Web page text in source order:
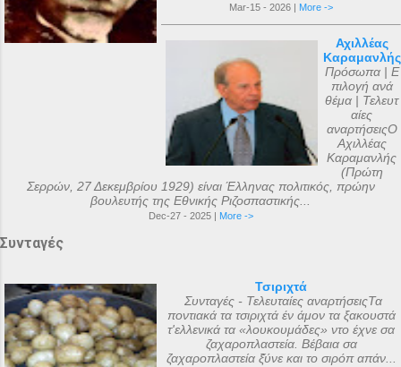
Mar-15 - 2026 | More ->
Αχιλλέας
Καραμανλής
Πρόσωπα | Ε
πιλογή ανά
θέμα | Τελευτ
αίες
αναρτήσειςΟ
Αχιλλέας
Καραμανλής
(Πρώτη
Σερρών, 27 Δεκεμβρίου 1929) είναι Έλληνας πολιτικός, πρώην
βουλευτής της Εθνικής Ριζοσπαστικής...
Dec-27 - 2025 | More ->
Συνταγές
Τσιριχτά
Συνταγές - Τελευταίες αναρτήσειςΤα
ποντιακά τα τσιριχτά έν άμον τα ξακουστά
τ'ελλενικά τα «λουκουμάδες» ντο έχνε σα
ζαχαροπλαστεία. Βέβαια σα
ζαχαροπλαστεία ξ̌ύνε και το σιρόπ απάν...